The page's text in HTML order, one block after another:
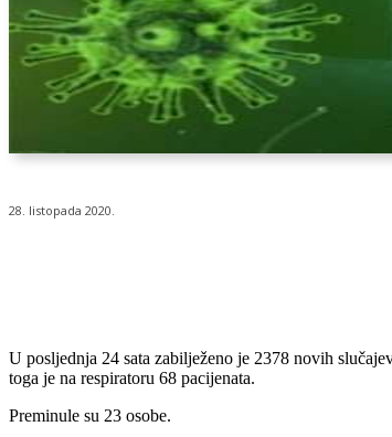
28. listopada 2020.
U posljednja 24 sata zabilježeno je 2378 novih
toga je na respiratoru 68 pacijenata.
Preminule su 23 osobe.